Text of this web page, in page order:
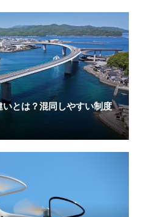
いとは？混同しやすい制度